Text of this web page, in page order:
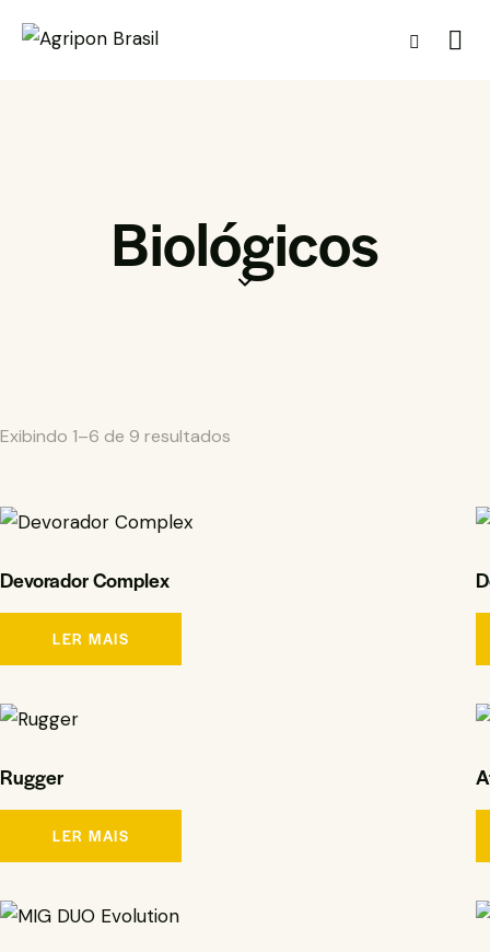
Biológicos
Exibindo 1–6 de 9 resultados
Devorador Complex
LER MAIS
Rugger
LER MAIS